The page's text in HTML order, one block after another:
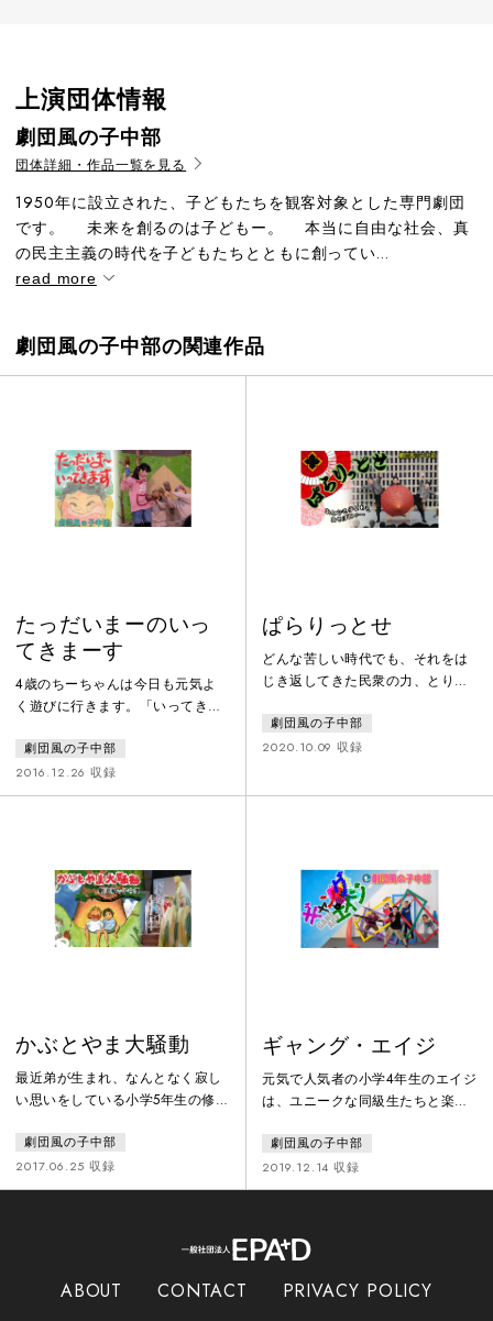
上演団体情報
劇団風の子中部
団体詳細・作品一覧を見る
1950年に設立された、子どもたちを観客対象とした専門劇団
です。 未来を創るのは子どもー。 本当に自由な社会、真
の民主主義の時代を子どもたちとともに創ってい...
read more
劇団風の子中部の関連作品
たっだいまーのいっ
てきまーす
4歳のちーちゃんは今日も元気よ
く遊びに行きます。「いってきま
シ集め、葉っぱでお面をつくった
り…するとそこへ何かが飛んでき
た。「ぼくは…ちちりん」それ
ってきますだったのに…」ちーち
ゃんはちちりんのために、山を登
ってお母さんのところに向かいま
す。もう一回「いってきます」を
劇団風の子中部
2016.12.26 収録
ぱらりっとせ
どんな苦しい時代でも、それをは
じき返してきた民衆の力、とりわ
文化を再創造し、今に繋げてきた
のではないでしょうか。“岐阜”と
化、人間」をベースに、様々な遊
りします。加納の和傘、美濃和
紙、岐阜提灯など岐阜の人々がつ
くり出した技に包まれ、昔を懐か
劇団風の子中部
2020.10.09 収録
かぶとやま大騒動
最近弟が生まれ、なんとなく寂し
い思いをしている小学5年生の修一
とで忙しく、あそぶ時間もない同
級生の直人。ひょんなことから二
人は、かぶと山にカブトムシを捕
人。その時、二人を呼ぶ不思議な
界”に入り込んだ二人は、目の前で
劇団風の子中部
2017.06.25 収録
ギャング・エイジ
元気で人気者の小学4年生のエイジ
は、ユニークな同級生たちと楽し
る日、偶然が重なり、エイジは
「らんぼうもの」のレッテルを貼
られてしまう。学校を逃げ出した
っこいいギャング！” そして、同
もに大きな夢を叶えるために走り
劇団風の子中部
2019.12.14 収録
ABOUT CONTACT PRIVACY POLICY